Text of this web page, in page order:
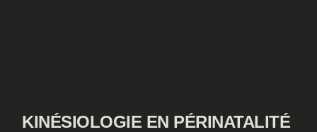
KINÉSIOLOGIE EN PÉRINATALITÉ